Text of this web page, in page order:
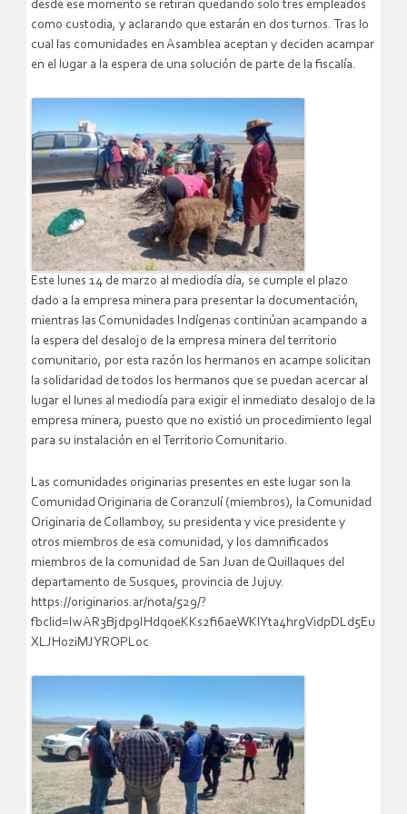
desde ese momento se retiran quedando solo tres empleados
como custodia, y aclarando que estarán en dos turnos. Tras lo
cual las comunidades en Asamblea aceptan y deciden acampar
en el lugar a la espera de una solución de parte de la fiscalía.
Este lunes 14 de marzo al mediodía día, se cumple el plazo
dado a la empresa minera para presentar la documentación,
mientras las Comunidades Indígenas continúan acampando a
la espera del desalojo de la empresa minera del territorio
comunitario, por esta razón los hermanos en acampe solicitan
la solidaridad de todos los hermanos que se puedan acercar al
lugar el lunes al mediodía para exigir el inmediato desalojo de la
empresa minera, puesto que no existió un procedimiento legal
para su instalación en el Territorio Comunitario.
Las comunidades originarias presentes en este lugar son la
Comunidad Originaria de Coranzulí (miembros), la Comunidad
Originaria de Collamboy, su presidenta y vice presidente y
otros miembros de esa comunidad, y los damnificados
miembros de la comunidad de San Juan de Quillaques del
departamento de Susques, provincia de Jujuy.
https://originarios.ar/nota/529/?
fbclid=IwAR3Bjdp9IHdqoeKKs2fi6aeWKlYta4hrgVidpDLd5Eu
XLJHoziMJYROPLoc